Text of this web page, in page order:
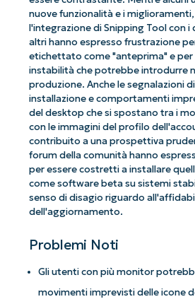
nuove funzionalità e i
l'integrazione di Snipping Tool con i
altri hanno espresso frustrazione
etichettato come "anteprima" e per
instabilità che potrebbe introdurre
produzione. Anche le segnalazioni
installazione e comportamenti
del desktop che si spostano tra i
con le immagini del profilo
contribuito a una prospettiva
forum della comunità hanno
per essere costretti a installare
come software beta su sistemi
senso di disagio riguardo
dell'aggiornamento.
Problemi Noti
Gli utenti con più monitor
movimenti imprevisti delle icone